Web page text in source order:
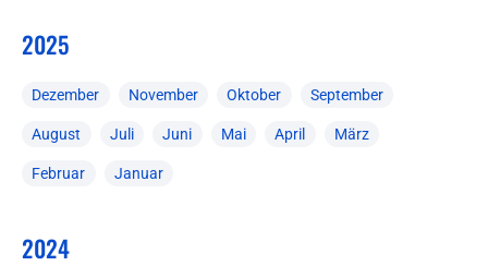
2025
Dezember November Oktober September
August Juli Juni Mai April März
Februar Januar
2024